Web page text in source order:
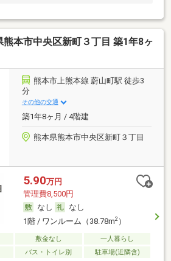
熊本市中央区新町３丁目 築1年8ヶ
熊本市上熊本線 蔚山町駅 徒歩3
分
その他の交通
築1年8ヶ月 / 4階建
熊本県熊本市中央区新町３丁目
5.90万円
管理費8,500円
なし
なし
1階 / ワンルーム（38.78m2）
敷金なし
一人暮らし
バス・トイレ別 駐車場(近隣含)